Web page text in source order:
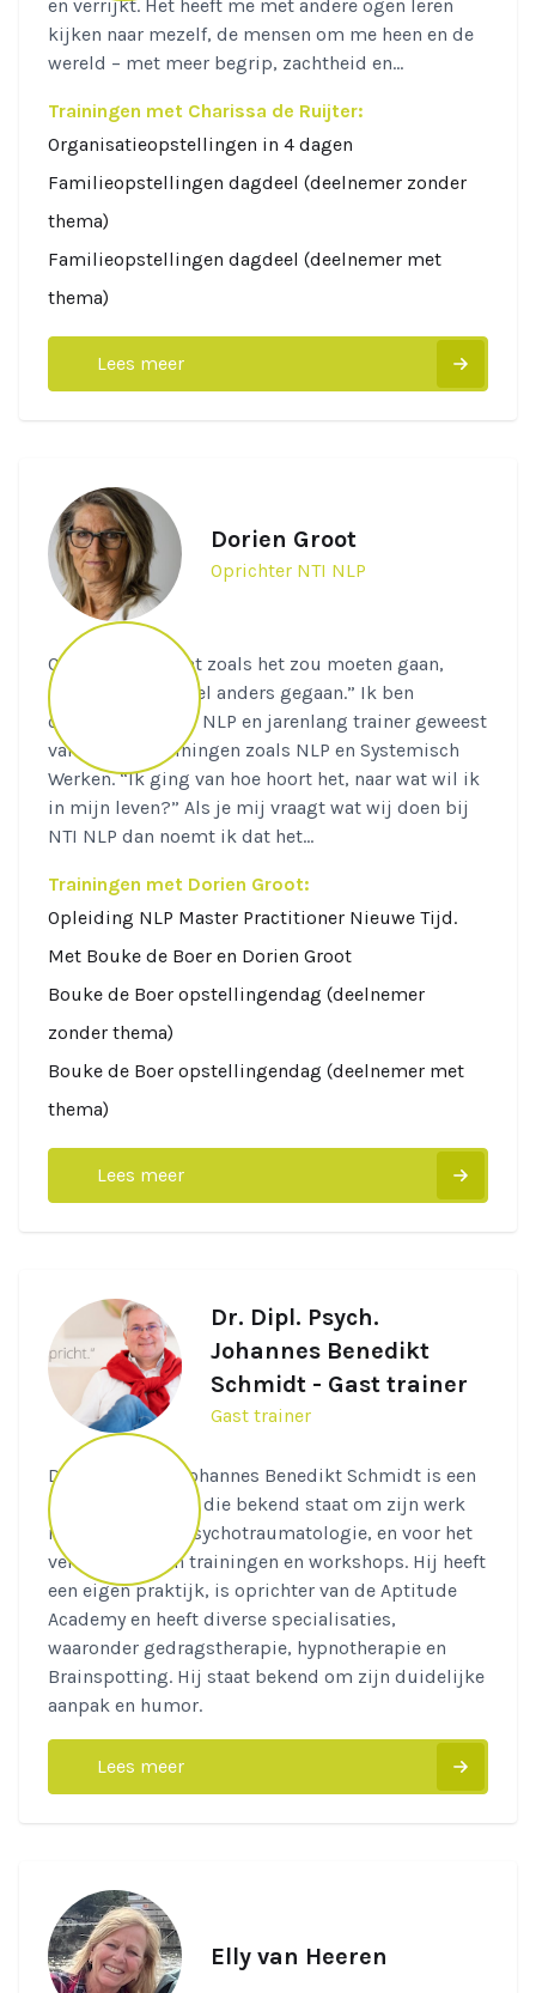
en verrijkt. Het heeft me met andere ogen leren
kijken naar mezelf, de mensen om me heen en de
wereld – met meer begrip, zachtheid en...
Trainingen met Charissa de Ruijter:
Organisatieopstellingen in 4 dagen
Familieopstellingen dagdeel (deelnemer zonder
thema)
Familieopstellingen dagdeel (deelnemer met
thema)
Lees meer
Dorien Groot
Oprichter NTI NLP
Quote: ”Alles gaat zoals het zou moeten gaan,
anders was het wel anders gegaan.” Ik ben
oprichter van NTI NLP en jarenlang trainer geweest
van diverse trainingen zoals NLP en Systemisch
Werken. “Ik ging van hoe hoort het, naar wat wil ik
in mijn leven?” Als je mij vraagt wat wij doen bij
NTI NLP dan noemt ik dat het...
Trainingen met Dorien Groot:
Opleiding NLP Master Practitioner Nieuwe Tijd.
Met Bouke de Boer en Dorien Groot
Bouke de Boer opstellingendag (deelnemer
zonder thema)
Bouke de Boer opstellingendag (deelnemer met
thema)
Lees meer
Dr. Dipl. Psych.
Johannes Benedikt
Schmidt - Gast trainer
Gast trainer
Dr. Dipl. Psych. Johannes Benedikt Schmidt is een
psychotherapeut, die bekend staat om zijn werk
met trauma en psychotraumatologie, en voor het
verstrekken van trainingen en workshops. Hij heeft
een eigen praktijk, is oprichter van de Aptitude
Academy en heeft diverse specialisaties,
waaronder gedragstherapie, hypnotherapie en
Brainspotting. Hij staat bekend om zijn duidelijke
aanpak en humor.
Lees meer
Elly van Heeren